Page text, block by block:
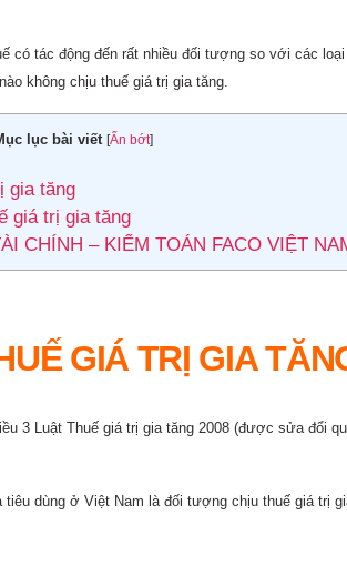
có tác động đến rất nhiều đối tượng so với các
không chịu thuế giá trị gia tăng.
lục bài viết [Ẩn bớt]
gia tăng
giá trị gia tăng
CHÍNH – KIỂM TOÁN FACO VIỆT
GIÁ TRỊ GIA
3 Luật Thuế giá trị gia tăng 2008 (được sửa đổi
dùng ở Việt Nam là đối tượng chịu thuế giá trị